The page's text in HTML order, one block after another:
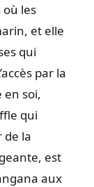
où les
et elle
qui
par la
en soi,
qui
de la
est
aux